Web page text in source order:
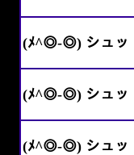
(ﾒ^◎-◎) シュ
(ﾒ^◎-◎) シュ
(ﾒ^◎-◎) シュ